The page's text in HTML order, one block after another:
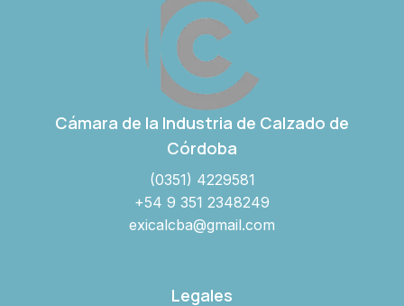
Cámara de la Industria de Calzado de
Córdoba
(0351) 4229581
+54 9 351 2348249
exicalcba@gmail.com
Legales